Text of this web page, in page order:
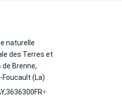
naturelle
des Terres et
de Brenne,
(La)
,3636300FR+